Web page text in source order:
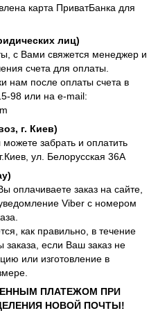
карта ПриватБанка для
лиц)
с Вами свяжется менеджер и
счета для оплаты.
нам после оплаты счета в
98 или на e-mail:
г. Киев)
забрать и оплатить
ул. Белорусская 36А
оплачиваете заказ на сайте,
Viber с номером
как правильно, в течение
заказа, если Ваш заказ не
или изготовление в
ПЛАТЕЖОМ ПРИ
НОВОЙ ПОЧТЫ!